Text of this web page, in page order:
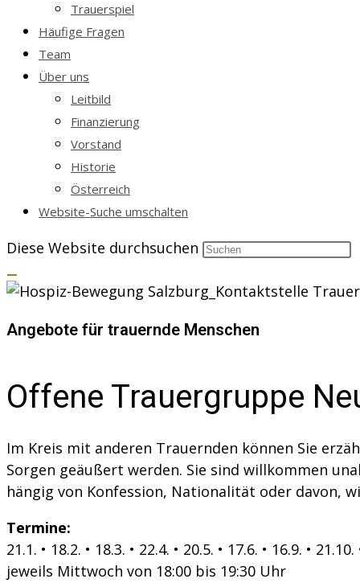
Trauerspiel
Häufige Fragen
Team
Über uns
Leitbild
Finanzierung
Vorstand
Historie
Österreich
Website-Suche umschalten
Diese Website durchsuchen
Angebote für trauernde Menschen
Offene Trauergruppe
Im Kreis mit anderen Trauernden können Sie
Sorgen geäußert werden. Sie sind willkommen
hängig von Konfession, Nationalität oder davon,
Termine:
21.1. • 18.2. • 18.3. • 22.4. • 20.5. • 17.6. • 16.9. •
jeweils Mittwoch von 18:00 bis 19:30 Uhr